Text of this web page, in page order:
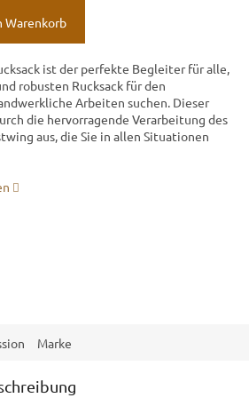
Warenkorb
ist der perfekte Begleiter für alle,
robusten Rucksack für den
Arbeiten suchen. Dieser
die hervorragende Verarbeitung des
aus, die Sie in allen Situationen
Marke